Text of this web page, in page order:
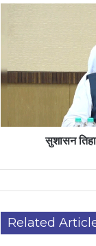
सुशासन
Related